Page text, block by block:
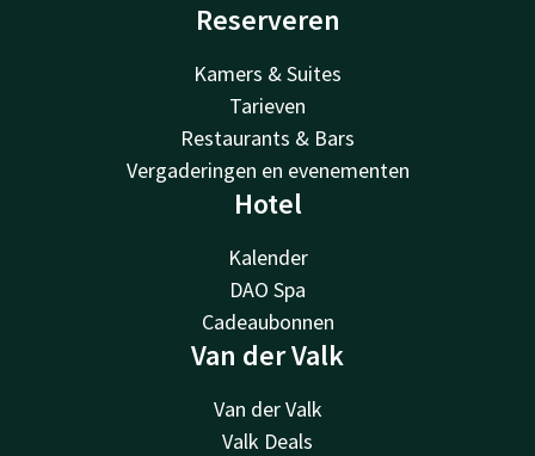
Reserveren
Kamers & Suites
Tarieven
Restaurants & Bars
Vergaderingen en evenementen
Hotel
Kalender
DAO Spa
Cadeaubonnen
Van der Valk
Van der Valk
Valk Deals